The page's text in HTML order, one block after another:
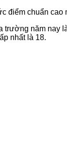
điểm chuẩn
trường năm nay
nhất là 18.